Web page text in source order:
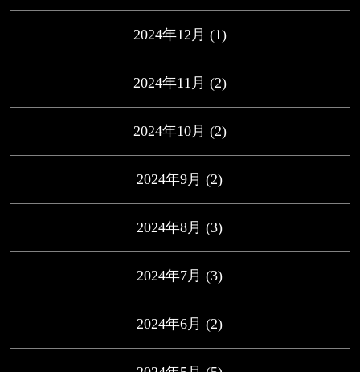
2024年12月 (1)
2024年11月 (2)
2024年10月 (2)
2024年9月 (2)
2024年8月 (3)
2024年7月 (3)
2024年6月 (2)